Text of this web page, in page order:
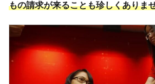
もの請求が来ることも珍しくありま